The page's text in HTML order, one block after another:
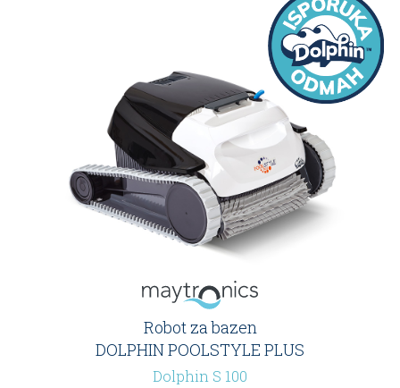
Robot za bazen
DOLPHIN POOLSTYLE PLUS
Dolphin S 100